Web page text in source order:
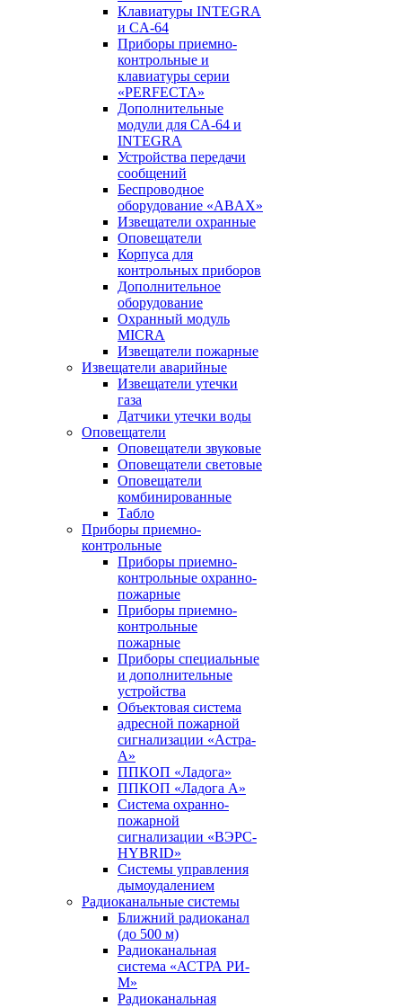
Клавиатуры INTEGRA
и CA-64
Приборы приемно-
контрольные и
клавиатуры серии
«PERFECTA»
Дополнительные
модули для CA-64 и
INTEGRA
Устройства передачи
сообщений
Беспроводное
оборудование «ABAX»
Извещатели охранные
Оповещатели
Корпуса для
контрольных приборов
Дополнительное
оборудование
Охранный модуль
MICRA
Извещатели пожарные
Извещатели аварийные
Извещатели утечки
газа
Датчики утечки воды
Оповещатели
Оповещатели звуковые
Оповещатели световые
Оповещатели
комбинированные
Табло
Приборы приемно-
контрольные
Приборы приемно-
контрольные охранно-
пожарные
Приборы приемно-
контрольные
пожарные
Приборы специальные
и дополнительные
устройства
Объектовая система
адресной пожарной
сигнализации «Астра-
А»
ППКОП «Ладога»
ППКОП «Ладога А»
Система охранно-
пожарной
сигнализации «ВЭРС-
HYBRID»
Системы управления
дымоудалением
Радиоканальные системы
Ближний радиоканал
(до 500 м)
Радиоканальная
система «АСТРА РИ-
М»
Радиоканальная